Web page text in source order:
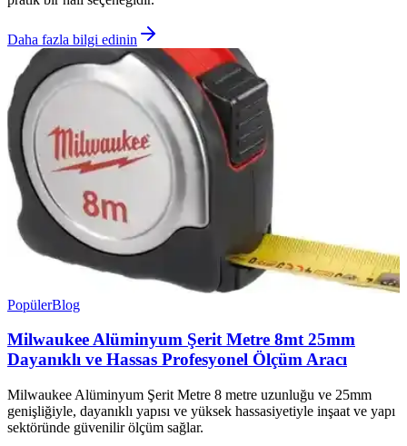
Daha fazla bilgi edinin
PopülerBlog
Milwaukee Alüminyum Şerit Metre 8mt 25mm
Dayanıklı ve Hassas Profesyonel Ölçüm Aracı
Milwaukee Alüminyum Şerit Metre 8 metre uzunluğu ve 25mm
genişliğiyle, dayanıklı yapısı ve yüksek hassasiyetiyle inşaat ve yapı
sektöründe güvenilir ölçüm sağlar.